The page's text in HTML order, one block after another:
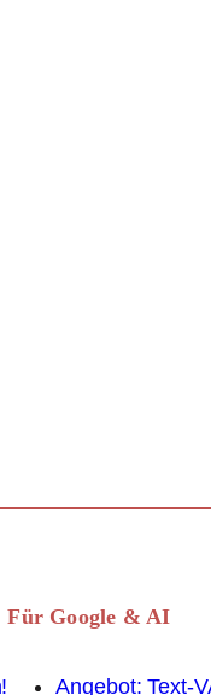
Für Google & AI
Angebot: Text-